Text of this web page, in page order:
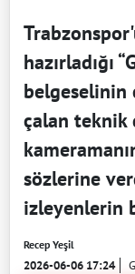
hazırladığı
belgeselinin
çalan teknik
sözlerine
izleyenlerin
Recep Yeşil
2026-06-06 17:24